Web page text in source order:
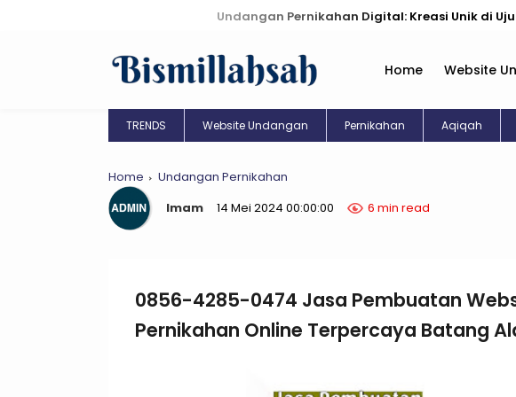
Undangan Pernikahan Digital: Kreasi Unik di Ujung Jari
Home Website
TRENDS Website Undangan Pernikahan Aqiqah
Home
Undangan Pernikahan
Imam
14 Mei 2024 00:00:00 6 min read
0856-4285-0474 Jasa Pembuatan
Pernikahan Online Terpercaya Batang